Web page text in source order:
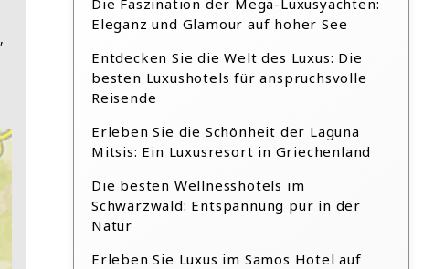
,
Die Faszination der Mega-Luxusyachten:
Eleganz und Glamour auf hoher See
Entdecken Sie die Welt des Luxus: Die
besten Luxushotels für anspruchsvolle
Reisende
Erleben Sie die Schönheit der Laguna
Mitsis: Ein Luxusresort in Griechenland
Die besten Wellnesshotels im
Schwarzwald: Entspannung pur in der
Natur
Erleben Sie Luxus im Samos Hotel auf